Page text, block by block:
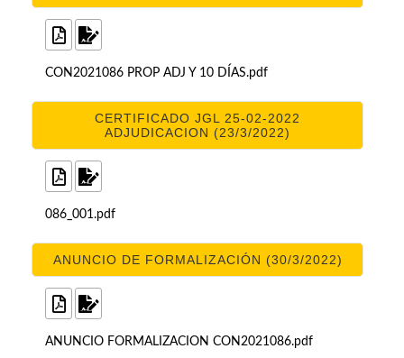
CON2021086 PROP ADJ Y 10 DÍAS.pdf
CERTIFICADO JGL 25-02-2022
ADJUDICACION (23/3/2022)
086_001.pdf
ANUNCIO DE FORMALIZACIÓN (30/3/2022)
ANUNCIO FORMALIZACION CON2021086.pdf